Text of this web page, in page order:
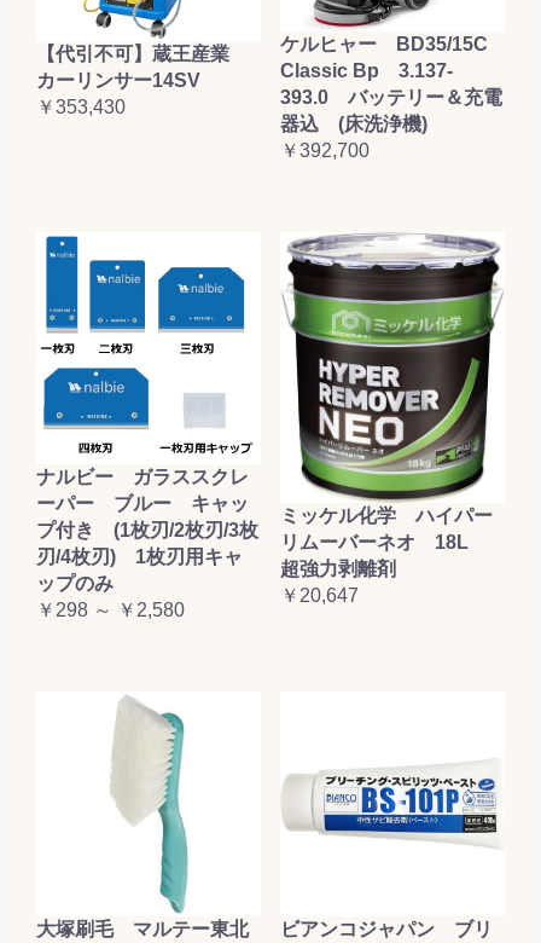
【代引不可】蔵王産業
カーリンサー14SV
￥353,430
ケルヒャー BD35/15C
Classic Bp 3.137-
393.0 バッテリー＆充電
器込 (床洗浄機)
￥392,700
ナルビー ガラススクレ
ーパー ブルー キャッ
プ付き (1枚刃/2枚刃/3枚
刃/4枚刃) 1枚刃用キャ
ップのみ
￥298 ～ ￥2,580
ミッケル化学 ハイパー
リムーバーネオ 18L
超強力剥離剤
￥20,647
大塚刷毛 マルテー東北
ビアンコジャパン ブリ